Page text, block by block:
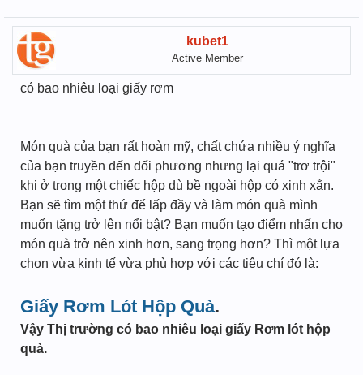
kubet1
Active Member
có bao nhiêu loại giấy rơm
Món quà của bạn rất hoàn mỹ, chất chứa nhiều ý nghĩa
của bạn truyền đến đối phương nhưng lại quá "trơ trội"
khi ở trong một chiếc hộp dù bề ngoài hộp có xinh xắn.
Bạn sẽ tìm một thứ để lấp đầy và làm món quà mình
muốn tặng trở lên nổi bật? Bạn muốn tạo điểm nhấn cho
món quà trở nên xinh hơn, sang trọng hơn? Thì một lựa
chọn vừa kinh tế vừa phù hợp với các tiêu chí đó là:
Giấy Rơm Lót Hộp Quà.
Vậy Thị trường có bao nhiêu loại giấy Rơm lót hộp
quà.